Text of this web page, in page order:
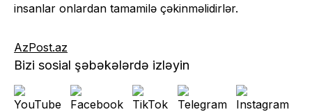
insanlar onlardan tamamilə çəkinməlidirlər.
AzPost.az
Bizi sosial şəbəkələrdə izləyin